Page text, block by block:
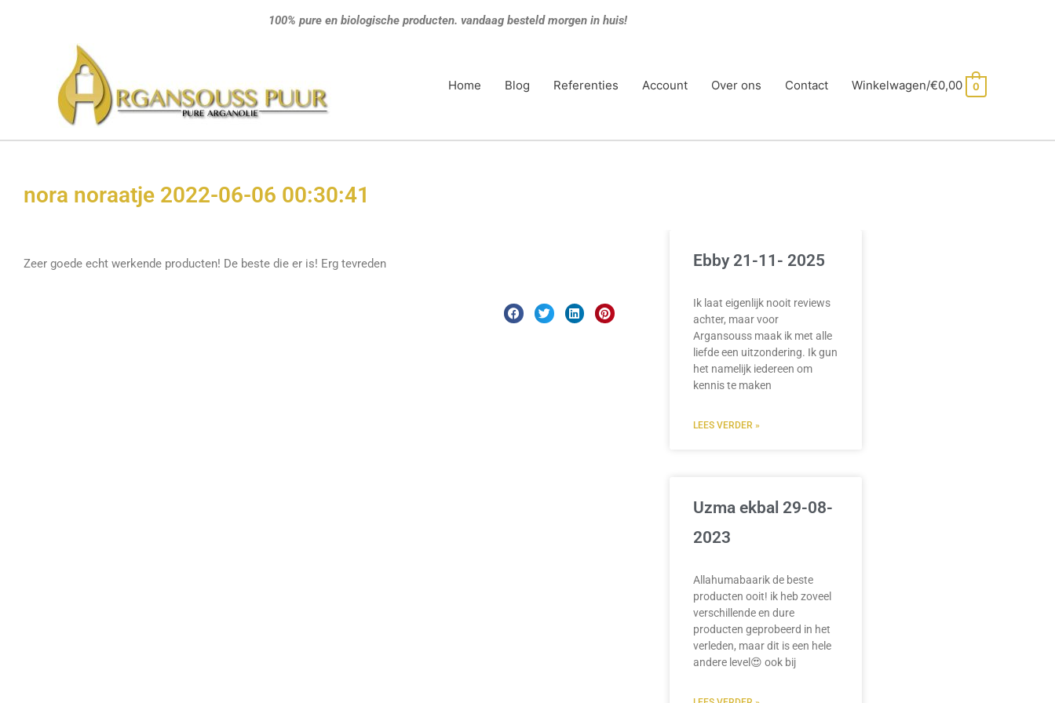
100% pure en biologische producten. vandaag besteld morgen in huis!
Home Blog Referenties Account Over ons Contact Winkelwagen/€0,00 0
nora noraatje 2022-06-06 00:30:41
Zeer goede echt werkende producten! De beste die er is! Erg tevreden Ebby 21-11- 2025
Ik laat eigenlijk nooit reviews
achter, maar voor
Argansouss maak ik met alle
liefde een uitzondering. Ik gun
het namelijk iedereen om
kennis te maken
LEES VERDER »
Uzma ekbal 29-08-
2023
Allahumabaarik de beste
producten ooit! ik heb zoveel
verschillende en dure
producten geprobeerd in het
verleden, maar dit is een hele
andere level😍 ook bij